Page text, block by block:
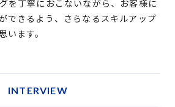
を丁寧におこないながら、お客様に
できるよう、さらなるスキルアップ
います。
INTERVIEW